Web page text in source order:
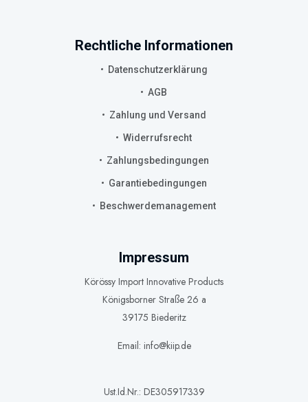
Rechtliche Informationen
Datenschutzerklärung
AGB
Zahlung und Versand
Widerrufsrecht
Zahlungsbedingungen
Garantiebedingungen
Beschwerdemanagement
Impressum
Körössy Import Innovative Products
Königsborner Straße 26 a
39175 Biederitz
Email: info@kiip.de
Ust.Id.Nr.: DE305917339